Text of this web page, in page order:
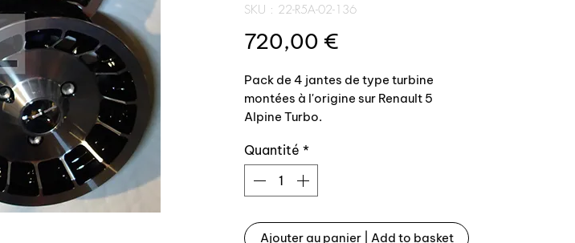
SKU : 22-R5A-02-136
720,00 €
Pack de 4 jantes de type turbine
montées à l'origine sur Renault 5
Alpine Turbo.
Renault 5, Renault 4 etc.
Taille: 5,5 x 13 / 5,5J13 - entraxe 3 x
185/60-13
Quantité *
Ajouter au panier | Add to basket